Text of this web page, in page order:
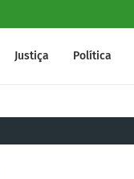
Justiça Política